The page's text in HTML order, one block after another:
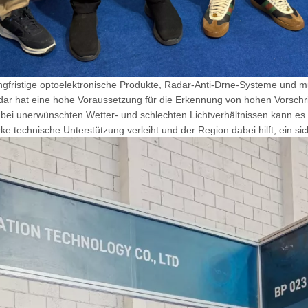
optoelektronische Produkte, Radar-Anti-Drne-Systeme und
hat eine hohe Voraussetzung für die Erkennung von hohen
unerwünschten Wetter- und schlechten Lichtverhältnissen kann
technische Unterstützung verleiht und der Region dabei hilft, ein